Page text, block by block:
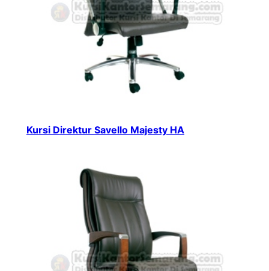
Kursi Direktur Savello Majesty HA